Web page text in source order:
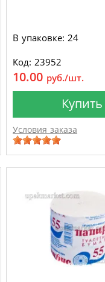
В упаковке: 24
Код: 23952
10.00 руб./шт.
Купить
Условия заказа